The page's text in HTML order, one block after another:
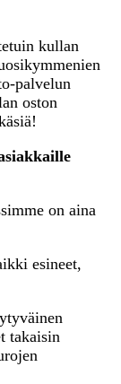
kullan
palvelun
oston
on aina
esineet,
takaisin